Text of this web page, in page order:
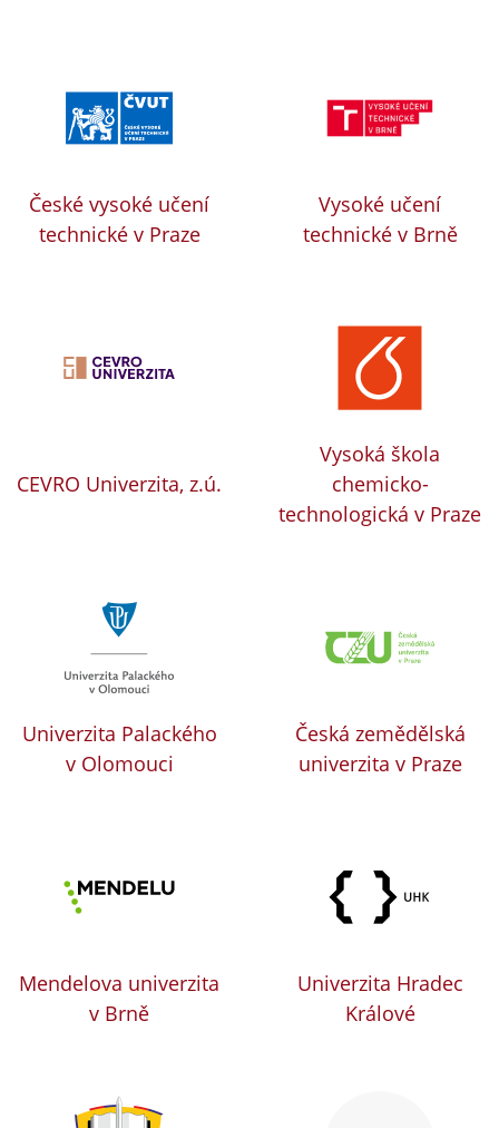
České vysoké učení
technické v Praze
Vysoké učení
technické v Brně
CEVRO Univerzita, z.ú.
Vysoká škola
chemicko-
technologická v Praze
Univerzita Palackého
v Olomouci
Česká zemědělská
univerzita v Praze
Mendelova univerzita
v Brně
Univerzita Hradec
Králové